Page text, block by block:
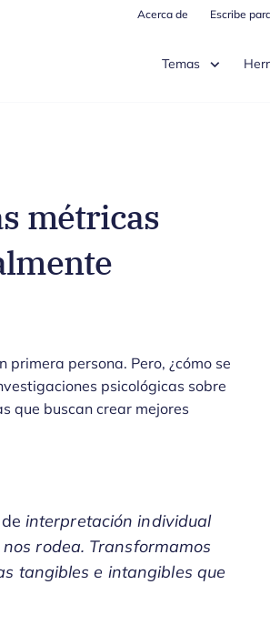
Acerca de Escribe
Temas
métricas
persona. Pero, ¿cómo se
psicológicas sobre
que buscan crear mejores
interpretación individual
rodea. Transformamos
tangibles e intangibles que